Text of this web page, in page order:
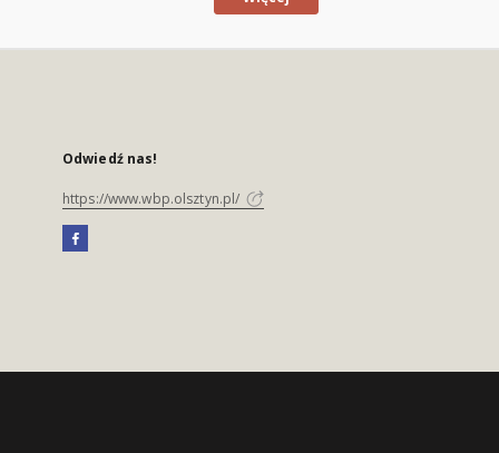
Odwiedź nas!
https://www.wbp.olsztyn.pl/